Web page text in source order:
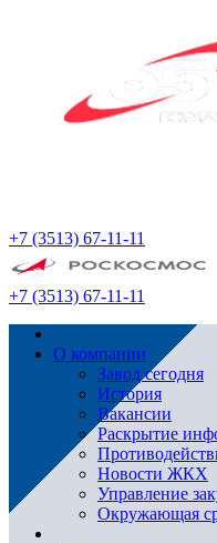
+7 (3513) 67-11-11
+7 (3513) 67-11-11
О компании
Завод сегодня
История
Вакансии
Раскрытие
Новости ЖКХ
Управление
Окружающая